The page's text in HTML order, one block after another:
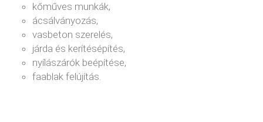
kőműves munkák,
ácsálványozás,
vasbeton szerelés,
járda és kerítésépítés,
nyílászárók beépítése,
faablak felújítás.